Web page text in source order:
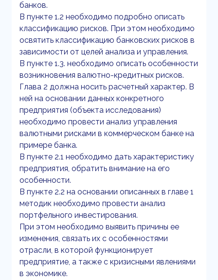
банков.
В пункте 1.2 необходимо подробно описать
классификацию рисков. При этом необходимо
освятить классификацию банковских рисков в
зависимости от целей анализа и управления.
В пункте 1.3. необходимо описать особенности
возникновения валютно-кредитных рисков.
Глава 2 должна носить расчетный характер. В
ней на основании данных конкретного
предприятия (объекта исследования)
необходимо провести анализ управления
валютными рисками в коммерческом банке на
примере банка.
В пункте 2.1 необходимо дать характеристику
предприятия, обратить внимание на его
особенности.
В пункте 2.2 на основании описанных в главе 1
методик необходимо провести анализ
портфельного инвестирования.
При этом необходимо выявить причины ее
изменения, связать их с особенностями
отрасли, в которой функционирует
предприятие, а также с кризисными явлениями
в экономике.